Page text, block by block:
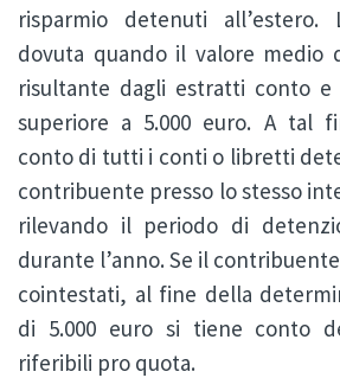
risparmio detenuti all’estero.
dovuta quando il valore medio
risultante dagli estratti conto
superiore a 5.000 euro. A tal
conto di tutti i conti o libretti
contribuente presso lo stesso
rilevando il periodo di
durante l’anno. Se il
cointestati, al fine della
di 5.000 euro si tiene conto
riferibili pro quota.